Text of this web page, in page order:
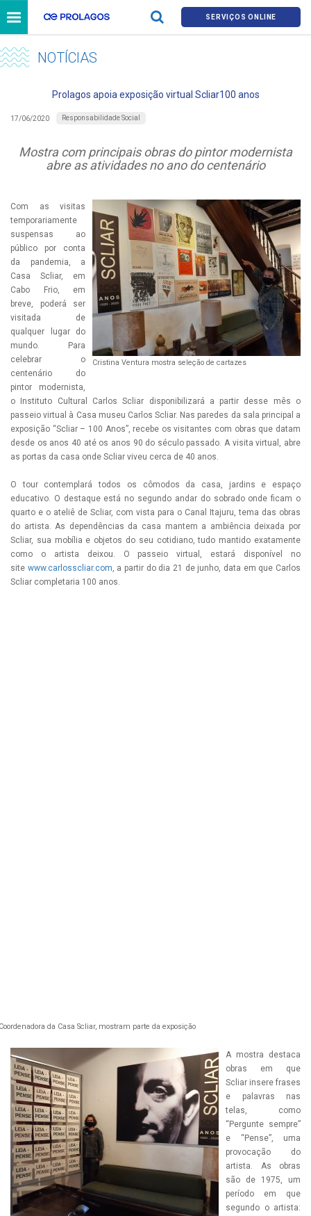
SERVIÇOS ONLINE
NOTÍCIAS
Prolagos apoia exposição virtual Scliar100 anos
17/06/2020 Responsabilidade Social
Mostra com principais obras do pintor modernista
abre as atividades no ano do centenário
Cristina Ventura mostra seleção de cartazes
Com as visitas
temporariamente
suspensas ao
público por conta
da pandemia, a
Casa Scliar, em
Cabo Frio, em
breve, poderá ser
visitada de
qualquer lugar do
mundo. Para
celebrar o
centenário do
pintor modernista,
o Instituto Cultural Carlos Scliar disponibilizará a partir desse mês o
passeio virtual à Casa museu Carlos Scliar. Nas paredes da sala principal a
exposição “Scliar – 100 Anos”, recebe os visitantes com obras que datam
desde os anos 40 até os anos 90 do século passado. A visita virtual, abre
as portas da casa onde Scliar viveu cerca de 40 anos.
O tour contemplará todos os cômodos da casa, jardins e espaço
educativo. O destaque está no segundo andar do sobrado onde ficam o
quarto e o ateliê de Scliar, com vista para o Canal Itajuru, tema das obras
do artista. As dependências da casa mantem a ambiência deixada por
Scliar, sua mobília e objetos do seu cotidiano, tudo mantido exatamente
como o artista deixou. O passeio virtual, estará disponível no
site www.carlosscliar.com, a partir do dia 21 de junho, data em que Carlos
Scliar completaria 100 anos.
da Casa Scliar, mostram parte da exposição
A mostra destaca
obras em que
Scliar insere frases
e palavras nas
telas, como
“Pergunte sempre”
e “Pense”, uma
provocação do
artista. As obras
são de 1975, um
período em que
segundo o artista: